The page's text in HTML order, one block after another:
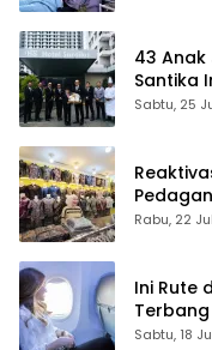
43
Santika
Sabtu, 25
Kembali
Rabu, 22
Ini Rute
Sabtu, 18